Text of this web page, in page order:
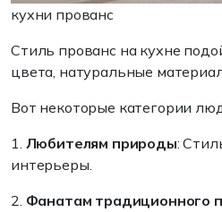
кухни прованс
Стиль прованс на кухне
цвета, натуральные
Вот некоторые категории
1. Любителям природы:
интерьеры.
2. Фанатам традиционного